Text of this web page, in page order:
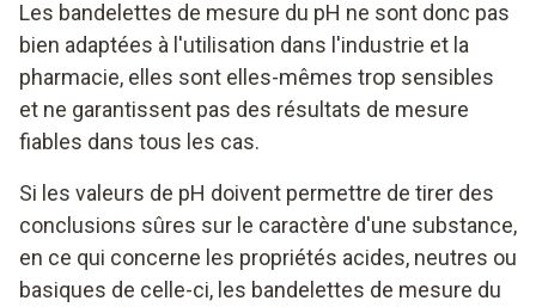
Les bandelettes de mesure du pH ne sont donc pas
bien adaptées à l'utilisation dans l'industrie et la
pharmacie, elles sont elles-mêmes trop sensibles
et ne garantissent pas des résultats de mesure
fiables dans tous les cas.
Si les valeurs de pH doivent permettre de tirer des
conclusions sûres sur le caractère d'une substance,
en ce qui concerne les propriétés acides, neutres ou
basiques de celle-ci, les bandelettes de mesure du